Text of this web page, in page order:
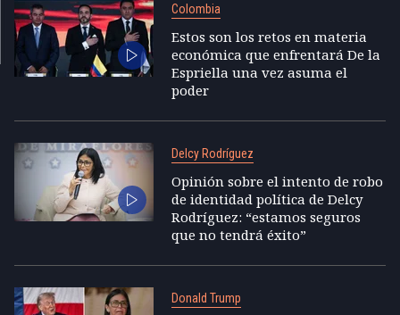
Colombia
Estos son los retos en materia
económica que enfrentará De la
Espriella una vez asuma el
poder
Delcy Rodríguez
Opinión sobre el intento de robo
de identidad política de Delcy
Rodríguez: “estamos seguros
que no tendrá éxito”
Donald Trump